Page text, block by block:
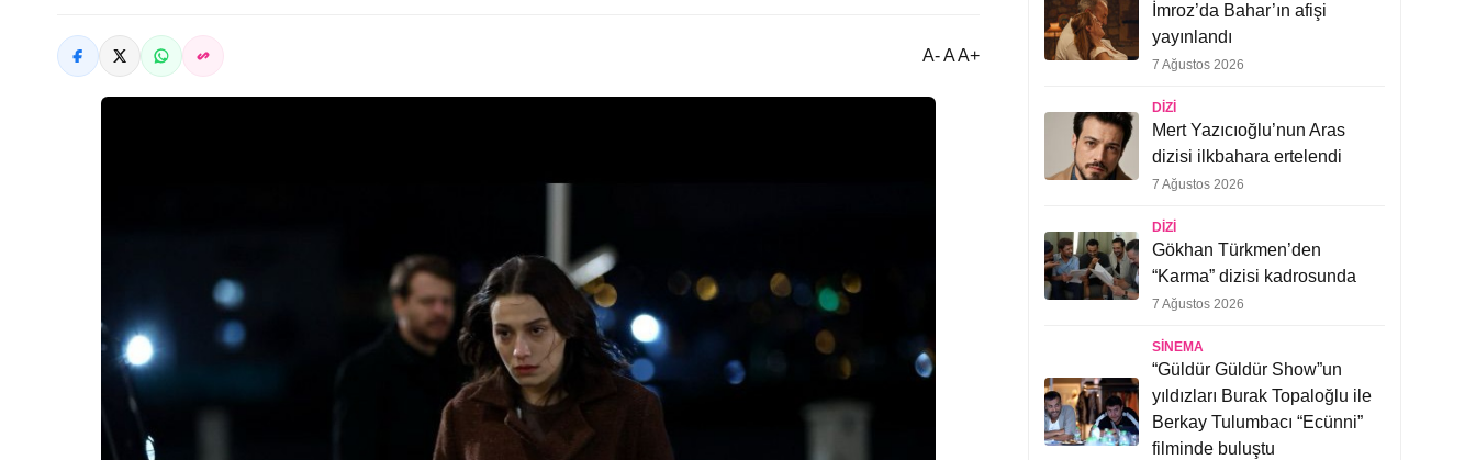
A- A A+
İmroz’da Bahar’ın afişi
yayınlandı
7 Ağustos 2026
DIZI
Mert Yazıcıoğlu’nun Aras
dizisi ilkbahara ertelendi
7 Ağustos 2026
DIZI
Gökhan Türkmen’den
“Karma” dizisi kadrosunda
7 Ağustos 2026
SINEMA
“Güldür Güldür Show”un
yıldızları Burak Topaloğlu ile
Berkay Tulumbacı “Ecünni”
filminde buluştu